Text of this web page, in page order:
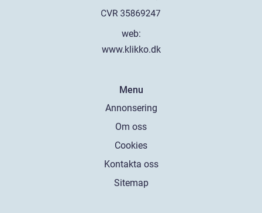
web:
www.klikko.dk
Menu
Annonsering
Om oss
Cookies
Kontakta oss
Sitemap